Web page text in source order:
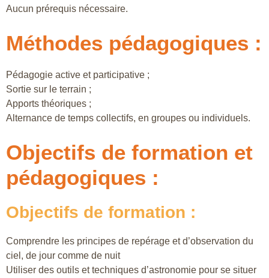
Aucun prérequis nécessaire.
Méthodes pédagogiques :
Pédagogie active et participative ;
Sortie sur le terrain ;
Apports théoriques ;
Alternance de temps collectifs, en groupes ou individuels.
Objectifs de formation et
pédagogiques :
Objectifs de formation :
Comprendre les principes de repérage et d’observation du
ciel, de jour comme de nuit
Utiliser des outils et techniques d’astronomie pour se situer